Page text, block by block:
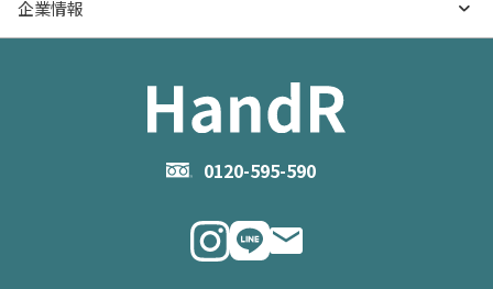
0120-595-590
物件一覧
お役立ち記事（売却）
- お金のこと
- 住まいの手引き サイトマップ
住み替えのご相談
物件掲載に関するお問い合わせ
企業情報